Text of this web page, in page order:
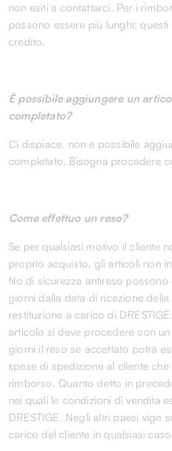
non esiti a contattarci. Per i
possono essere più lunghi;
credito.
È possibile aggiungere un
completato?
Ci dispiace, non è possibile
completato. Bisogna procedere
Come effettuo un reso?
Se per qualsiasi motivo il cliente
proprio acquisto, gli articoli non
filo di sicurezza antireso possono
giorni dalla data di ricezione
restituzione a carico di
articolo si deve procedere con
giorni il reso se accettato potrà
spese di spedizione al cliente
rimborso. Quanto detto in
nei quali le condizioni di vendita
DRESTIGE. Negli altri paesi vige
carico del cliente in qualsiasi